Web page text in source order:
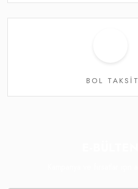
BOL TAKSİT